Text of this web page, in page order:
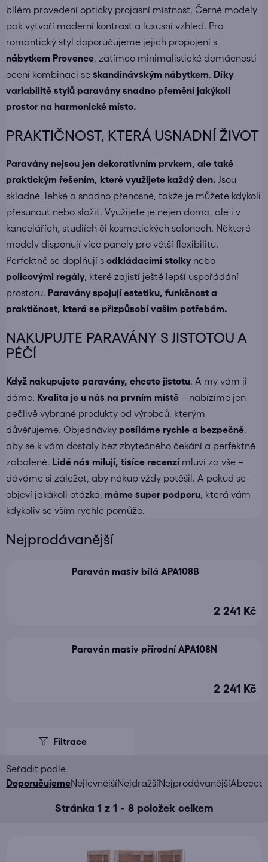
bílém provedení opticky projasní místnost. Černé modely
pak vytvoří moderní kontrast a luxusní vzhled. Pro
romantický styl doporučujeme jejich propojení s
nábytkem Provence , zatímco minimalistické domácnosti
ocení kombinaci se skandinávským nábytkem. Díky
variabilitě stylů paravány snadno přemění jakýkoli
prostor na harmonické místo.
PRAKTIČNOST, KTERÁ USNADNÍ ŽIVOT
Paravány nejsou jen dekorativním prvkem, ale také
praktickým řešením, které využijete každý den. Jsou
skladné, lehké a snadno přenosné, takže je můžete kdykoli
přesunout nebo složit. Využijete je nejen doma, ale i v
kancelářích, studiích či kosmetických salonech. Některé
modely disponují více panely pro větší flexibilitu.
Perfektně se doplňují s odkládacími stolkynebo
policovými regály, které zajistí ještě lepší uspořádání
prostoru. Paravány spojují estetiku, funkčnost a
praktičnost, která se přizpůsobí vašim potřebám.
NAKUPUJTE PARAVÁNY S JISTOTOU A
PÉČÍ
Když nakupujete paravány, chcete jistotu. A my vám ji
dáme. Kvalita je u nás na prvním místě – nabízíme jen
pečlivě vybrané produkty od výrobců, kterým
důvěřujeme. Objednávky posíláme rychle a bezpečně
aby se k vám dostaly bez zbytečného čekání a perfektně
zabalené. Lidé nás milují, tisíce recenzímluví za vše –
dáváme si záležet, aby nákup vždy potěšil. A pokud se
objeví jakákoli otázka, máme super podporu , která vám
kdykoliv se vším rychle pomůže.
Nejprodávanější
Paraván masiv bílá APA108B
2 241 Kč
Paraván masiv přírodní APA108N
2 241 Kč
Stránka 1 z 1 - 8položek celkem
Ř
DoporučujemeNejlevnějšíNejdražšíNejprodávanější
p
i